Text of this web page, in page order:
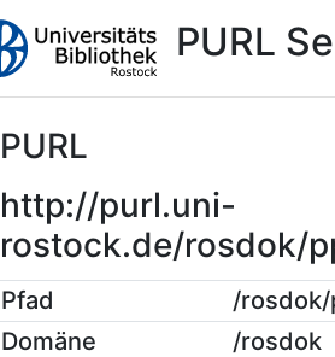
PURL
PURL
http://purl.uni-
rostock.de/rosdok/
Pfad
/
Domäne
/rosdok